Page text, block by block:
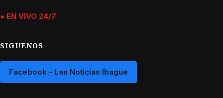
● EN VIVO 24/7
SIGUENOS
Facebook - Las Noticias Ibague